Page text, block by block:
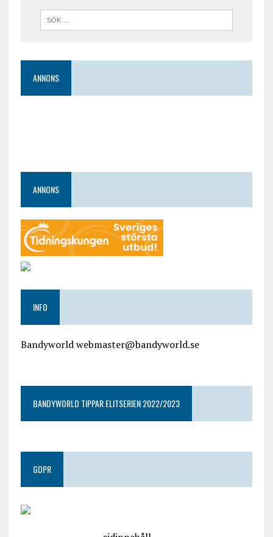
ANNONS
ANNONS
INFO
Bandyworld webmaster@bandyworld.se
BANDYWORLD TIPPAR ELITSERIEN 2022/2023
GDPR